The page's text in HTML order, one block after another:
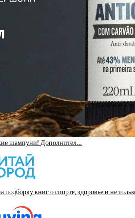
шампуни! Дополнител…
подборку книг о спорте, здоровье и не